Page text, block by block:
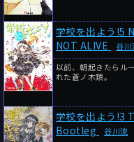
学校を出よう!5
NOT ALIVE
谷川
以前、朝起きたらル
れた蒼ノ木類。
学校を出よう!3
Bootleg
谷川流